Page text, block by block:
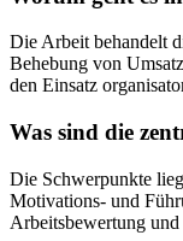
Die Arbeit behandelt
Behebung von
den Einsatz
Was sind die
Die Schwerpunkte
Motivations- und
Arbeitsbewertung